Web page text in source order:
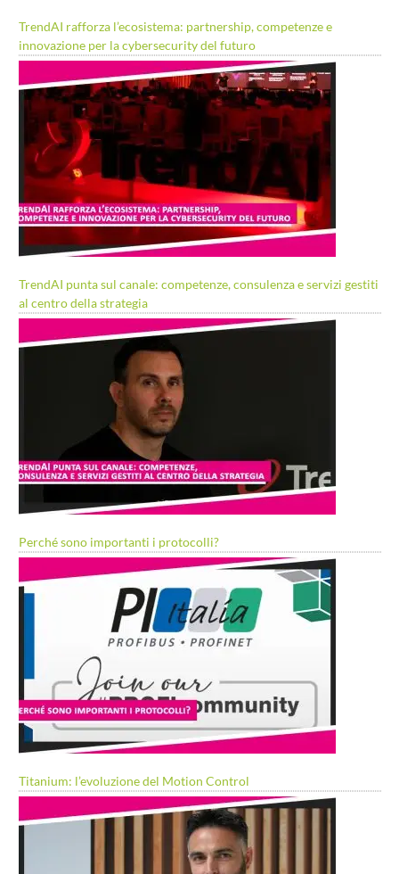
TrendAI rafforza l’ecosistema: partnership, competenze e
innovazione per la cybersecurity del futuro
TrendAI punta sul canale: competenze, consulenza e servizi gestiti
al centro della strategia
Perché sono importanti i protocolli?
Titanium: l’evoluzione del Motion Control